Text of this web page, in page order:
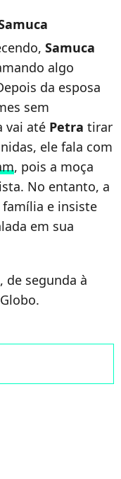
Samuca
algo
da esposa
sem
vai até Petra tirar
ele fala com
, pois a moça
No entanto, a
e insiste
em sua
de segunda à